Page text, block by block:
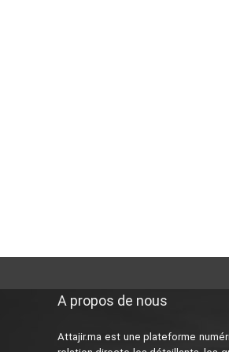
A propos de nous
Attajir.ma est une plateforme